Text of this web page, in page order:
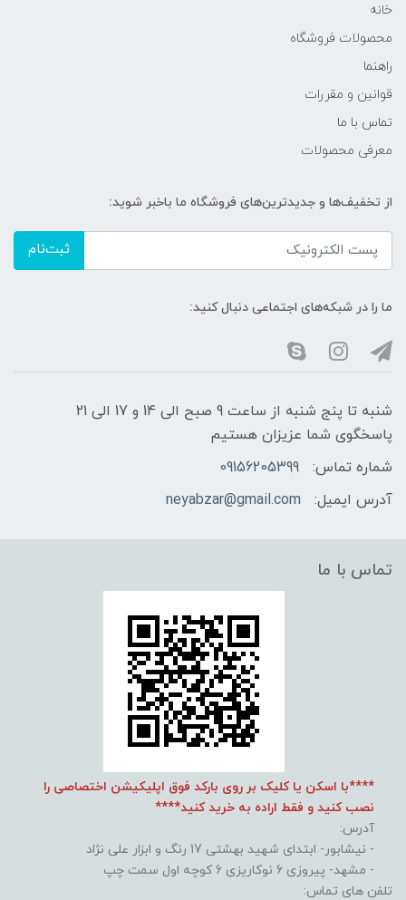
خانه
محصولات فروشگاه
راهنما
قوانین و مقررات
تماس با ما
معرفی محصولات
از تخفیف‌ها و جدیدترین‌های فروشگاه ما باخبر شوید:
ثبت‌نام
ما را در شبکه‌های اجتماعی دنبال کنید:
شنبه تا پنج شنبه از ساعت 9 صبح الی 14 و 17 الی 21
پاسخگوی شما عزیزان هستیم
شماره تماس:
09156205399
آدرس ایمیل:
neyabzar@gmail.com
تماس با ما
****با اسکن یا کلیک بر روی بارکد فوق اپلیکیشن اختصاصی را
نصب کنید و فقط اراده به خرید کنید****
آدرس:
- نیشابور- ابتدای شهید بهشتی 17 رنگ و ابزار علی نژاد
- مشهد- پیروزی 6 نوکاریزی 6 کوچه اول سمت چپ
تلفن های تماس: